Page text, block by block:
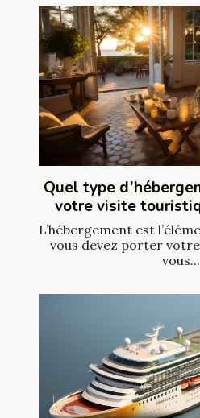
Quel type
votre visite
L’hébergement est
vous devez porter
vous...